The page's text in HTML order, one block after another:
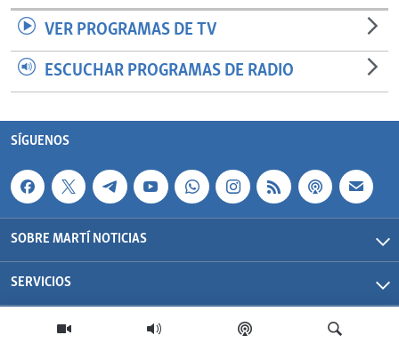
VER PROGRAMAS DE TV
ESCUCHAR PROGRAMAS DE RADIO
SÍGUENOS
SOBRE MARTÍ NOTICIAS
SERVICIOS
Martí Noticias| 2026 | OCB | Todos los derechos reservados.